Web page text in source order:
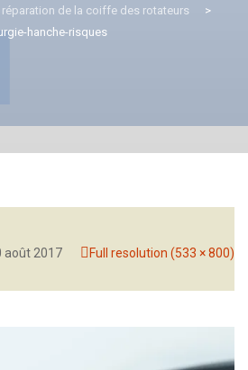
de la coiffe des rotateurs
>
hanche-risques
août 2017 Full resolution (533 × 800)